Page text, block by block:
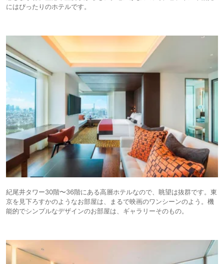
にはぴったりのホテルです。
紀尾井タワー30階〜36階にある高層ホテルなので、眺望は抜群です。東
京を見下ろすかのようなお部屋は、まるで映画のワンシーンのよう。機
能的でシンプルなデザインのお部屋は、ギャラリーそのもの。